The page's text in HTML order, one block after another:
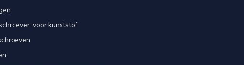
voor kunststof